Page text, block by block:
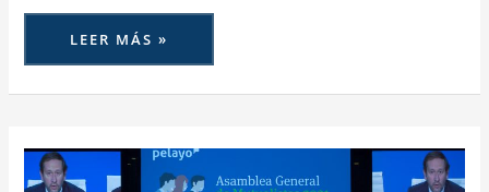
LEER MÁS »
PELAYO
CELEBRA
SU